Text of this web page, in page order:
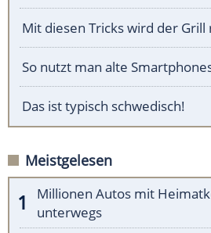
Mit diesen Tricks wird der Grill
So nutzt man alte
Das ist typisch schwedisch!
Meistgelesen
Millionen Autos mit
unterwegs